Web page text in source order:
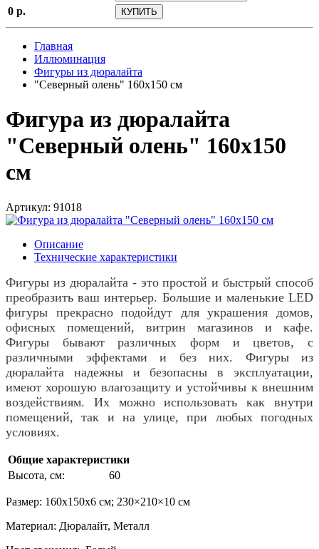
0 р. КУПИТЬ
Главная
Иллюминация
Фигуры из дюралайта
"Северный олень" 160х150 см
Фигура из дюралайта
"Северный олень" 160х150
см
Артикул: 91018
Описание
Технические характеристики
Фигуры из дюралайта - это простой и быстрый способ
преобразить ваш интерьер. Большие и маленькие LED
фигуры прекрасно подойдут для украшения домов,
офисных помещений, витрин магазинов и кафе.
Фигуры бывают различных форм и цветов, с
различными эффектами и без них. Фигуры из
дюралайта надежны и безопасны в эксплуатации,
имеют хорошую влагозащиту и устойчивы к внешним
воздействиям. Их можно использовать как внутри
помещений, так и на улице, при любых погодных
условиях.
Общие характеристики
Высота, см:
60
Размер: 160х150х6 см; 230×210×10 см
Материал: Дюралайт, Металл